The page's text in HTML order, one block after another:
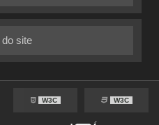
site
W3C W3C